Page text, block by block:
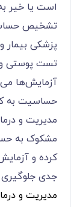
است یا خیر
تشخیص
پزشکی
تست پوستی
آزمایش‌ها
حساسیت به
مدیریت و
مشکوک به
کرده و
جدی جلوگیری
مدیریت و